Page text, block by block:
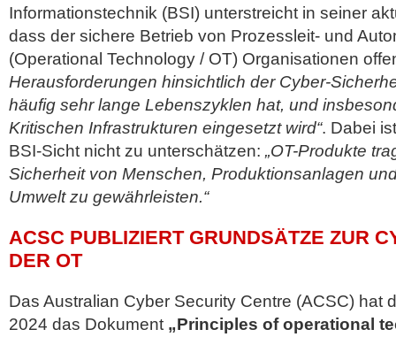
Informationstechnik (BSI) unterstreicht in seiner
dass der sichere Betrieb von Prozessleit- und
(Operational Technology / OT) Organisationen
Herausforderungen hinsichtlich der Cyber-
häufig sehr lange Lebenszyklen hat, und
Kritischen Infrastrukturen eingesetzt wird“. Dabei
BSI-Sicht nicht zu unterschätzen: „OT-Produkte
Sicherheit von Menschen, Produktionsanlagen
Umwelt zu gewährleisten.“
ACSC PUBLIZIERT GRUNDSÄTZE ZUR
DER OT
Das Australian Cyber Security Centre (ACSC) hat
2024 das Dokument „Principles of operational